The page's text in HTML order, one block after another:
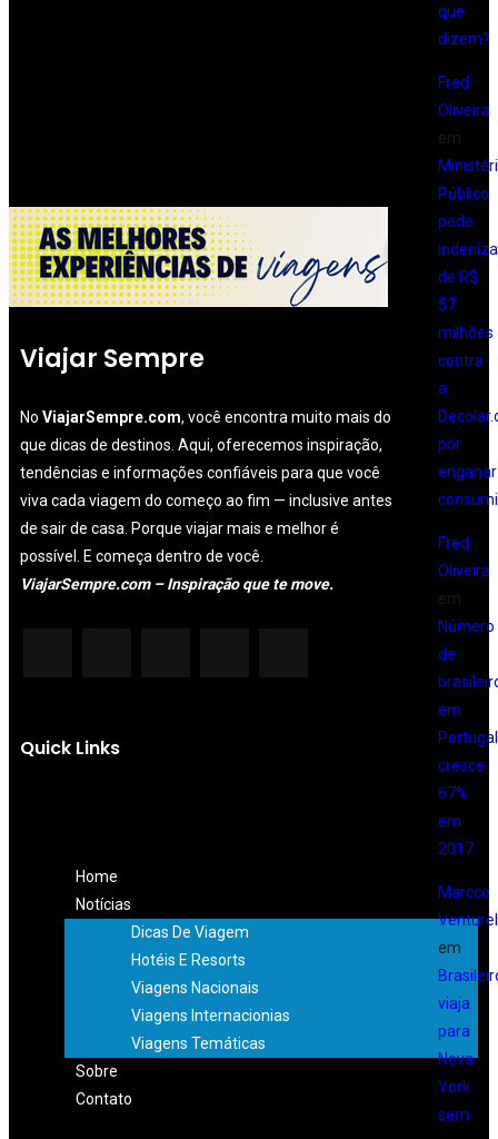
que
dizem?
Fred
Oliveira
em
Público
pede
de R$
57
milhões
contra
a
por
enganar
Fred
Oliveira
em
Número
de
em
Portugal
cresce
67%
em
2017
Marcco
em
viaja
para
Nova
York
sem
Viajar Sempre
No ViajarSempre.com, você encontra muito mais do
que dicas de destinos. Aqui, oferecemos inspiração,
tendências e informações confiáveis para que você
viva cada viagem do começo ao fim — inclusive antes
de sair de casa. Porque viajar mais e melhor é
possível. E começa dentro de você.
ViajarSempre.com – Inspiração que te move.
Quick Links
Home
Notícias
Dicas De Viagem
Hotéis E Resorts
Viagens Nacionais
Viagens Internacionias
Viagens Temáticas
Sobre
Contato